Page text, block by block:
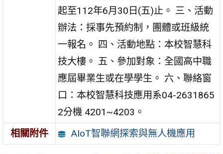
起至112年6月30日(五)止。 三、活動
辦法：採事先預約制，團體或班級統
一報名。 四、活動地點：本校智慧科
技大樓。 五、參加對象：全國高中職
應屆畢業生或在學學生。 六、聯絡窗
口：本校智慧科技應用系04-2631865
2分機 4201~4203。
相關附件
AIoT智聯網探索與無人機應用